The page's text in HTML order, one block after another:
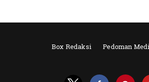
Box Redaksi Pedoman